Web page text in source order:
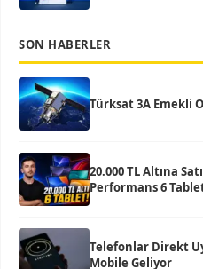
SON HABERLER
Türksat 3A Emekli
20.000 TL Altına
Performans 6
Telefonlar Direkt
Mobile Geliyor